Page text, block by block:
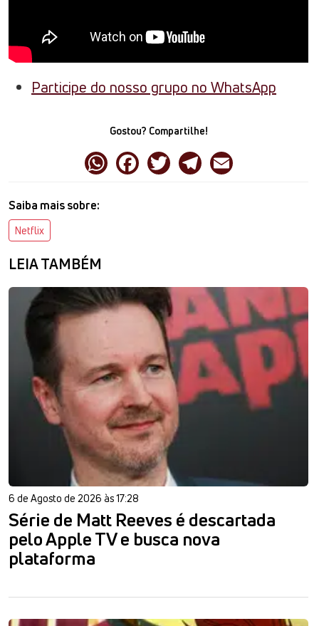
Participe do nosso grupo no WhatsApp
Gostou? Compartilhe!
Saiba mais sobre:
Netflix
LEIA TAMBÉM
6 de Agosto de 2026 às 17:28
Série de Matt Reeves é descartada
pelo Apple TV e busca nova
plataforma